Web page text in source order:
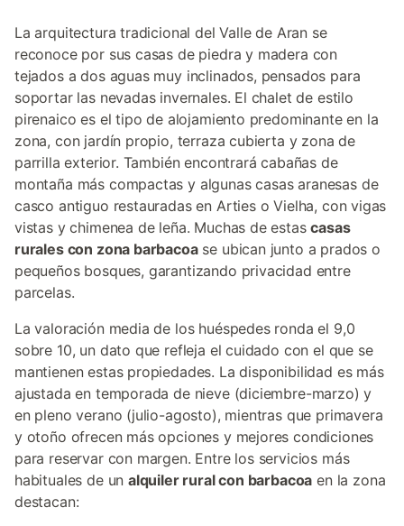
La arquitectura tradicional del Valle de Aran se
reconoce por sus casas de piedra y madera con
tejados a dos aguas muy inclinados, pensados para
soportar las nevadas invernales. El chalet de estilo
pirenaico es el tipo de alojamiento predominante en la
zona, con jardín propio, terraza cubierta y zona de
parrilla exterior. También encontrará cabañas de
montaña más compactas y algunas casas aranesas de
casco antiguo restauradas en Arties o Vielha, con vigas
vistas y chimenea de leña. Muchas de estascasas
rurales con zona barbacoase ubican junto a prados o
pequeños bosques, garantizando privacidad entre
parcelas.
La valoración media de los huéspedes ronda el 9,0
sobre 10, un dato que refleja el cuidado con el que se
mantienen estas propiedades. La disponibilidad es más
ajustada en temporada de nieve (diciembre-marzo) y
en pleno verano (julio-agosto), mientras que primavera
y otoño ofrecen más opciones y mejores condiciones
para reservar con margen. Entre los servicios más
habituales de unalquiler rural con barbacoa en la zona
destacan: